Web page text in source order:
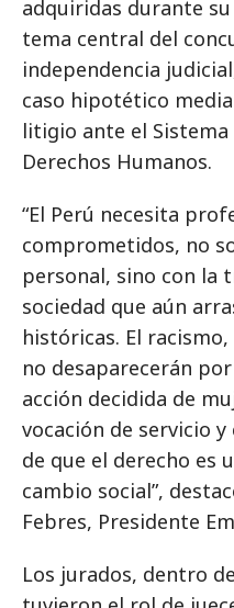
adquiridas durante
tema central del
independencia
caso hipotético
litigio ante el
Derechos Humanos.
“El Perú necesita
comprometidos, no
personal, sino con la
sociedad que aún
históricas. El
no desaparecerán
acción decidida de
vocación de servicio
de que el derecho es
cambio social”,
Febres, Presidente
Los jurados, dentro